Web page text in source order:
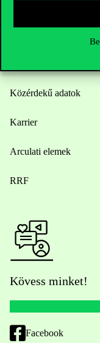
Közérdekű adatok
Karrier
Arculati elemek
RRF
Kövess minket!
Facebook